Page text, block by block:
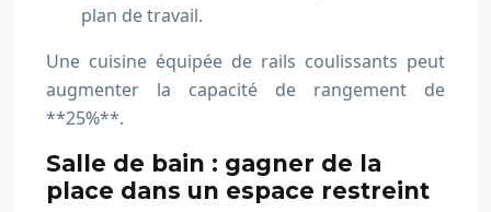
plan de travail.
Une cuisine équipée de rails coulissants peut
augmenter la capacité de rangement de
**25%**.
Salle de bain : gagner de la
place dans un espace restreint